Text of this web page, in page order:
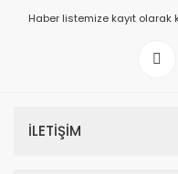
Haber listemize kayıt
İLETİŞİM